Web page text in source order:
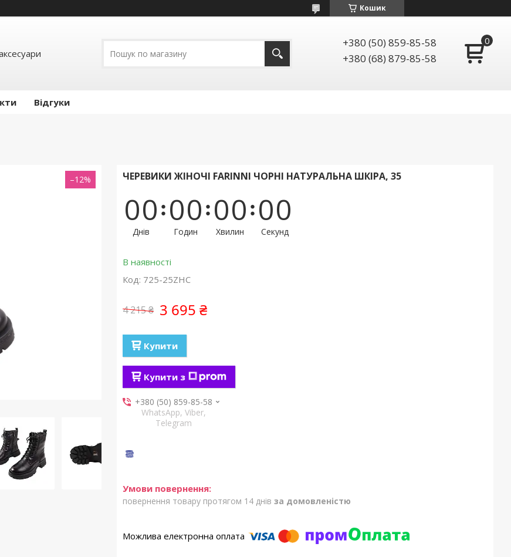
Кошик
+380 (50) 859-85-58
+380 (68) 879-85-58
Відгуки
–12% ЧЕРЕВИКИ ЖІНОЧІ FARINNI ЧОРНІ НАТУРАЛЬНА ШКІРА, 35
00
Днів
00
Годин
00
Хвилин
00
Секунд
В наявності
Код: 725-25ZHC
4 215 ₴ 3 695 ₴
Купити
Купити з
+380 (50) 859-85-58
WhatsApp, Viber,
Telegram
повернення товару протягом 14 днів за домовленістю